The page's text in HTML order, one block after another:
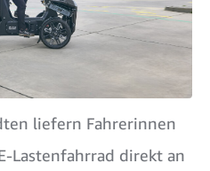
liefern Fahrerinnen
Lastenfahrrad direkt an